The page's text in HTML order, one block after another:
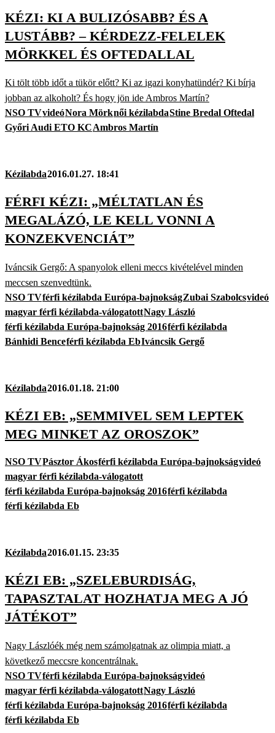
KÉZI: KI A BULIZÓSABB? ÉS A
LUSTÁBB? – KÉRDEZZ-FELELEK
MÖRKKEL ÉS OFTEDALLAL
Ki tölt több időt a tükör előtt? Ki az igazi konyhatündér? Ki bírja
jobban az alkoholt? És hogy jön ide Ambros Martín?
NSO TVvideóNora Mörknői kézilabdaStine Bredal Oftedal
Győri Audi ETO KCAmbros Martín
Kézilabda2016.01.27. 18:41
FÉRFI KÉZI: „MÉLTATLAN ÉS
MEGALÁZÓ, LE KELL VONNI A
KONZEKVENCIÁT”
Iváncsik Gergő: A spanyolok elleni meccs kivételével minden
meccsen szenvedtünk.
NSO TVférfi kézilabda Európa-bajnokságZubai Szabolcsvideó
magyar férfi kézilabda-válogatottNagy László
férfi kézilabda Európa-bajnokság 2016férfi kézilabda
Bánhidi Benceférfi kézilabda EbIváncsik Gergő
Kézilabda2016.01.18. 21:00
KÉZI EB: „SEMMIVEL SEM LEPTEK
MEG MINKET AZ OROSZOK”
NSO TVPásztor Ákosférfi kézilabda Európa-bajnokságvideó
magyar férfi kézilabda-válogatott
férfi kézilabda Európa-bajnokság 2016férfi kézilabda
férfi kézilabda Eb
Kézilabda2016.01.15. 23:35
KÉZI EB: „SZELEBURDISÁG,
TAPASZTALAT HOZHATJA MEG A JÓ
JÁTÉKOT”
Nagy Lászlóék még nem számolgatnak az olimpia miatt, a
következő meccsre koncentrálnak.
NSO TVférfi kézilabda Európa-bajnokságvideó
magyar férfi kézilabda-válogatottNagy László
férfi kézilabda Európa-bajnokság 2016férfi kézilabda
férfi kézilabda Eb